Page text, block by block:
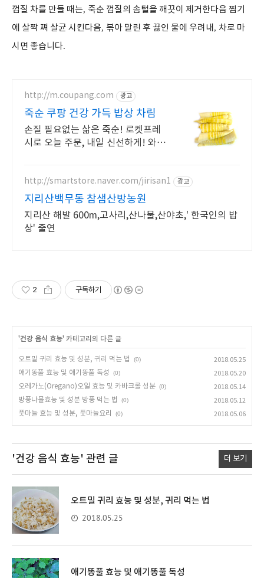
껍질 차를 만들 때는, 죽순 껍질의 솜털을 깨끗이 제거한다음 찜기
에 살짝 쪄 살균 시킨다음, 볶아 말린 후 끓인 물에 우려내 , 차로 마
시면 좋습니다.
http://m.coupang.com 광고
죽순 쿠팡 건강 가득 밥상 차림
손질 필요없는 삶은 죽순! 로켓프레
시로 오늘 주문, 내일 신선하게! 와우
http://smartstore.naver.com/jirisan1 광고
지리산백무동 참샘산방농원
지리산 해발 600m,고사리,산나물,산야초,' 한국인의 밥
상' 출연
2 구독하기
'건강 음식 효능' 카테고리의 다른 글
오트밀 귀리 효능 및 성분, 귀리 먹는 법 (0)
2018.05.25
애기똥풀 효능 및 애기똥풀 독성
(0)
2018.05.20
오레가노(Oregano)오일 효능 및 카바크롤 성분 (0)
2018.05.14
방풍나물효능 및 성분 방풍 먹는 법
(0)
2018.05.12
풋마늘 효능 및 성분, 풋마늘요리
(0) 2018.05.06
'건강 음식 효능' 관련 글 더 보기
오트밀 귀리 효능 및 성분, 귀리 먹는 법
2018.05.25
애기똥풀 효능 및 애기똥풀 독성